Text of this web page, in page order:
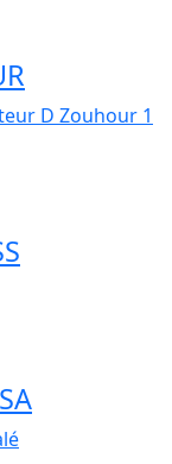
D Zouhour 1